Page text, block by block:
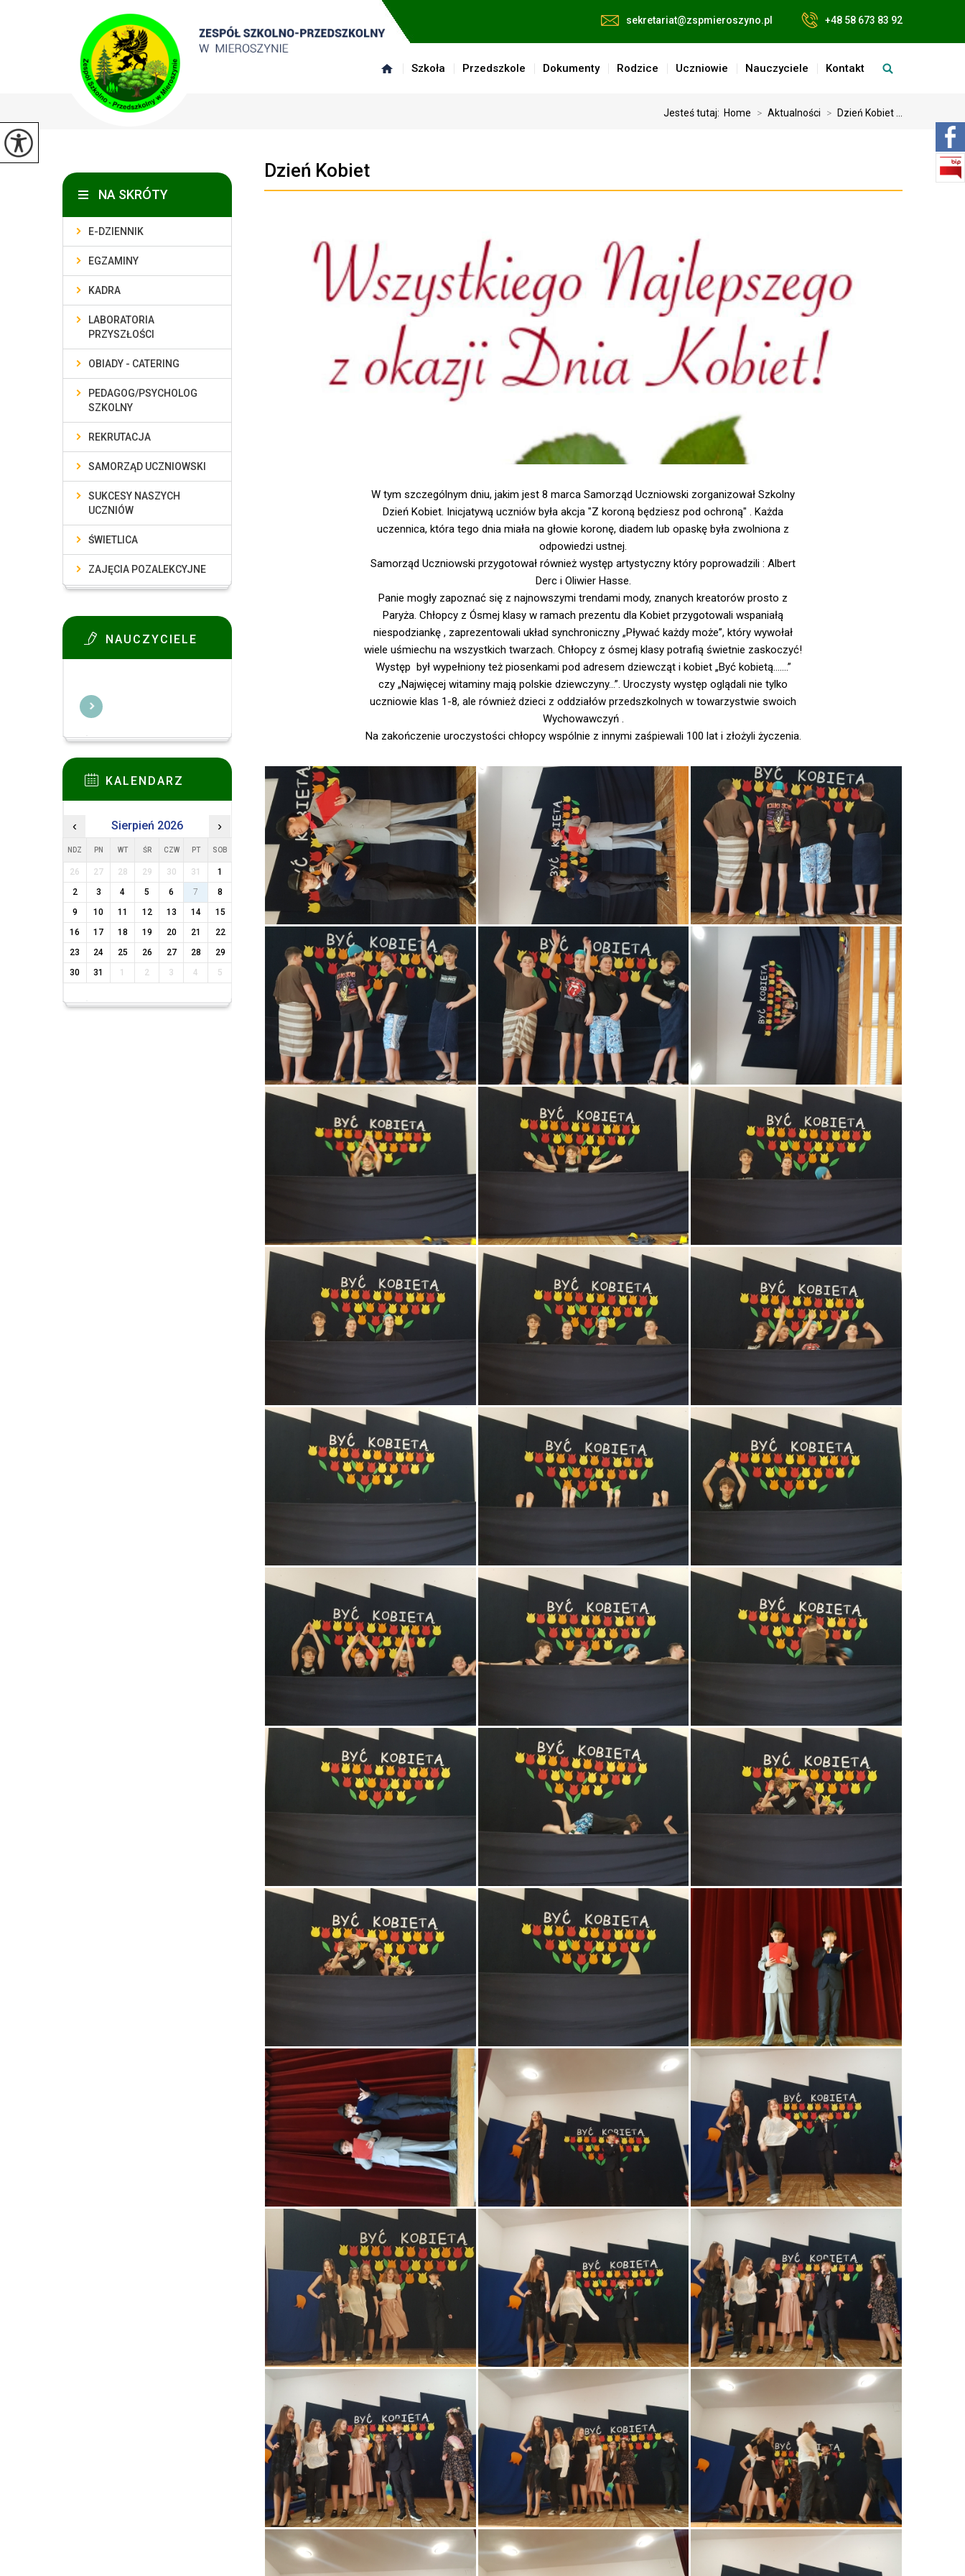
sekretariat@zspmieroszyno.pl +48 58 673 83 92
Szkoła Przedszkole Dokumenty Rodzice Uczniowie Nauczyciele Kontakt
Jesteś tutaj: Home > Aktualności > Dzień Kobiet ...
Dzień Kobiet
W tym szczególnym dniu, jakim jest 8 marca Samorząd Uczniowski zorganizował Szkolny
Dzień Kobiet. Inicjatywą uczniów była akcja "Z koroną będziesz pod ochroną" . Każda
uczennica, która tego dnia miała na głowie koronę, diadem lub opaskę była zwolniona z
odpowiedzi ustnej.
Samorząd Uczniowski przygotował również występ artystyczny który poprowadzili : Albert
Derc i Oliwier Hasse.
Panie mogły zapoznać się z najnowszymi trendami mody, znanych kreatorów prosto z
Paryża. Chłopcy z Ósmej klasy w ramach prezentu dla Kobiet przygotowali wspaniałą
niespodziankę , zaprezentowali układ synchroniczny „Pływać każdy może”, który wywołał
wiele uśmiechu na wszystkich twarzach. Chłopcy z ósmej klasy potrafią świetnie zaskoczyć!
Występ był wypełniony też piosenkami pod adresem dziewcząt i kobiet „Być kobietą….…”
czy „Najwięcej witaminy mają polskie dziewczyny…”. Uroczysty występ oglądali nie tylko
uczniowie klas 1-8, ale również dzieci z oddziałów przedszkolnych w towarzystwie swoich
Wychowawczyń .
Na zakończenie uroczystości chłopcy wspólnie z innymi zaśpiewali 100 lat i złożyli życzenia.
NA SKRÓTY
E-DZIENNIK
EGZAMINY
KADRA
LABORATORIA
PRZYSZŁOŚCI
OBIADY - CATERING
PEDAGOG/PSYCHOLOG
SZKOLNY
REKRUTACJA
SAMORZĄD UCZNIOWSKI
SUKCESY NASZYCH
UCZNIÓW
ŚWIETLICA
ZAJĘCIA POZALEKCYJNE
NAUCZYCIELE
KALENDARZ
‹ Sierpień 2026 ›
NDZ PN WT ŚR CZW PT SOB
26 27 28 29 30 31
1
2
3 4 5 6 7
8
9
10 11 12 13 14
15
16
17 18 19 20 21
22
23
24 25 26 27 28
29
30
31 1 2 3 4 5